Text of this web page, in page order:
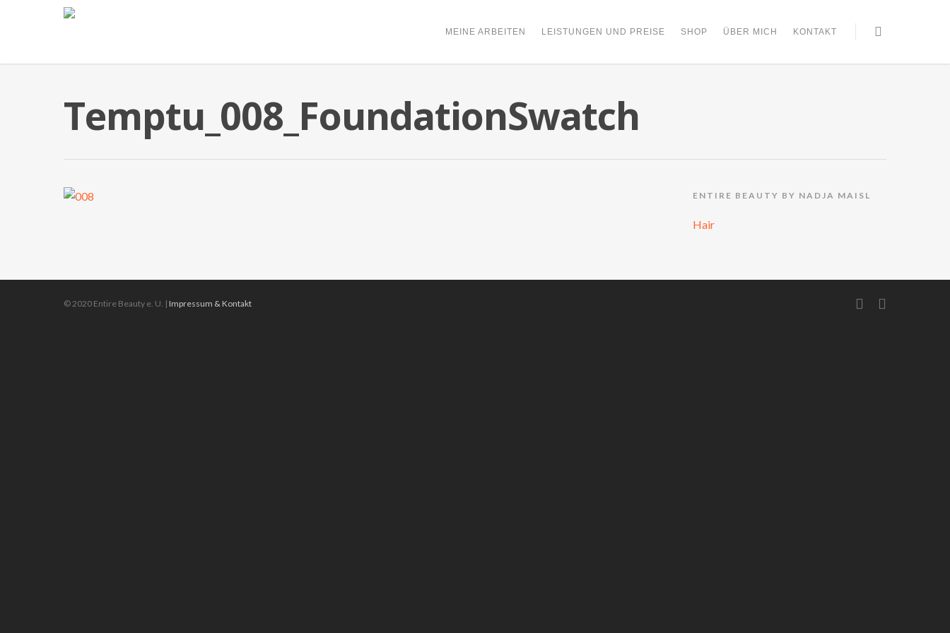
MEINE ARBEITEN LEISTUNGEN UND PREISE SHOP ÜBER MICH KONTAKT
Temptu_008_FoundationSwatch
ENTIRE BEAUTY BY NADJA MAISL
Hair
© 2020 Entire Beauty e. U. | Impressum & Kontakt